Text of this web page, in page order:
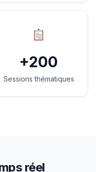
+200
Sessions thématiques
réel